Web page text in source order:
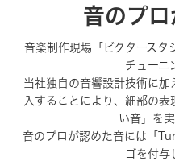
音のプ
音楽制作現場「ビクタースタ
チューニ
当社独自の音響設計技術に
入することにより、 細部の表
い音」を
音のプロが認めた音には「
ゴを付与